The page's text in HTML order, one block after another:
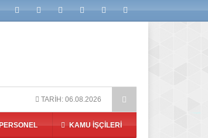
Paketler ve Klinik İncelemeleri
TARİH: 06.08.2026
KAMU İŞÇILERI